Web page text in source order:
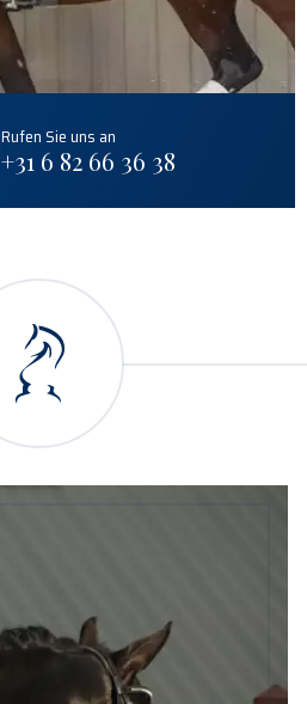
Rufen Sie uns an
+31 6 82 66 36 38